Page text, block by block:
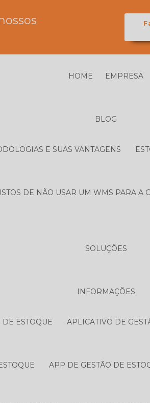
HOME EMPRESA
BLOG
E SUAS VANTAGENS
DE NÃO USAR UM WMS PARA A
SOLUÇÕES
INFORMAÇÕES
ESTOQUE APLICATIVO DE
APP DE GESTÃO DE